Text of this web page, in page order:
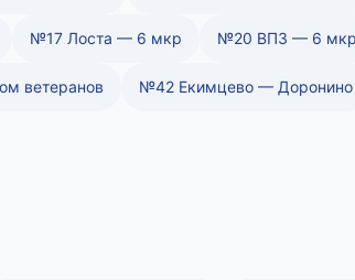
№17 Лоста — 6 мкр №20 ВПЗ — 6 мкр
ветеранов №42 Екимцево — Доронино